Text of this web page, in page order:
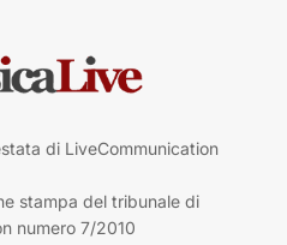
di LiveCommunication
stampa del tribunale di
numero 7/2010